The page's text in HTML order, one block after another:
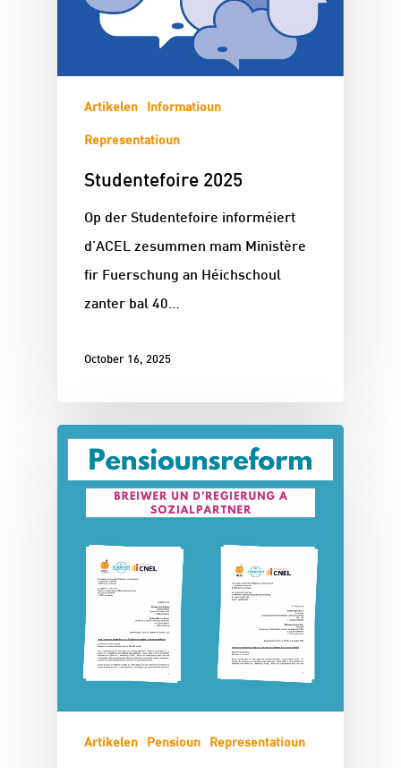
Artikelen Informatioun
Representatioun
Studentefoire 2025
Op der Studentefoire informéiert
d'ACEL zesummen mam Ministère
fir Fuerschung an Héichschoul
zanter bal 40…
October 16, 2025
Artikelen Pensioun Representatioun